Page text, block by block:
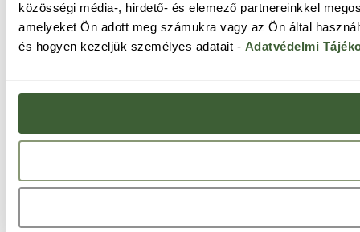
közösségi média-, hirdető- és elemező partnereinkkel
amelyeket Ön adott meg számukra vagy az Ön által
és hogyen kezeljük személyes adatait - Adatvédelmi